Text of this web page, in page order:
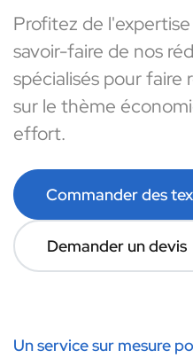
Profitez de
savoir-faire de nos
spécialisés pour
sur le thème
effort.
Commander des
Demander un devis
Un service sur mesure